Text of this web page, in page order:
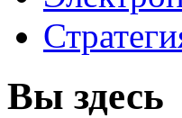
Вы здесь